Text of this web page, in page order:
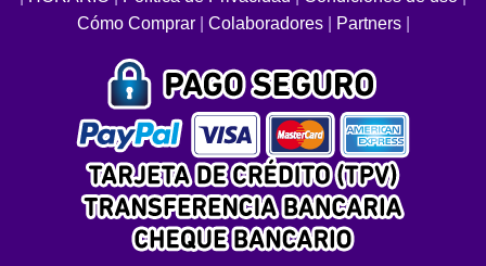
Cómo Comprar
Colaboradores Partners